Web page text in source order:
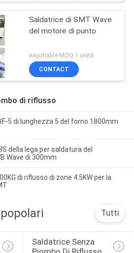
Saldatrice di SMT Wave
del motore di punto
negotiable MOQ:1 unità
CONTACT
di riflusso
5 di lunghezza 5 del forno 1800mm
della lega per saldatura del
Wave di 300mm
di riflusso di zone 4.5KW per la
Tutti
Saldatrice Senza